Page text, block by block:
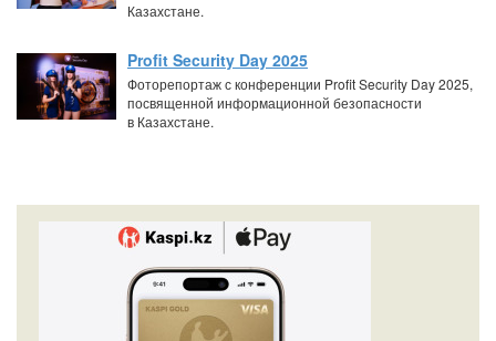
Казахстане.
Profit Security Day 2025
Фоторепортаж с конференции Profit Security Day 2025,
посвященной информационной безопасности
в Казахстане.